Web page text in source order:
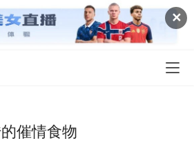
✕
催情食物